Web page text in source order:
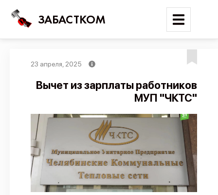
ЗАБАСТКОМ
Новости
Карта событий
Трудовые конфликты
Отчеты
Предложить публикацию
23 апреля, 2025
Вычет из зарплаты работников
МУП "ЧКТС"